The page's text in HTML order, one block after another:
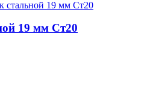
19 мм Ст20